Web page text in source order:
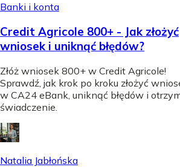
Banki i konta
Credit Agricole 800+ - Jak złożyć
wniosek i uniknąć błędów?
Złóż wniosek 800+ w Credit Agricole!
Sprawdź, jak krok po kroku złożyć
w CA24 eBank, uniknąć błędów i
świadczenie.
Natalia Jabłońska